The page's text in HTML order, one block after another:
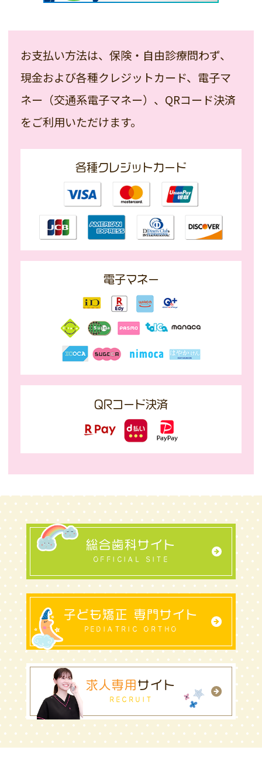
お支払い方法は、保険・自由診療問わず、
現金および各種クレジットカード、 電子マ
ネー（交通系電子マネー）、 QRコード決済
をご利用いただけます。
各種クレジットカード
電子マネー
QRコード決済
総合歯科サイト
OFFICIAL SITE
子ども矯正 専門サイト
PEDIATRIC ORTHO
求人専用 サイト
RECRUIT